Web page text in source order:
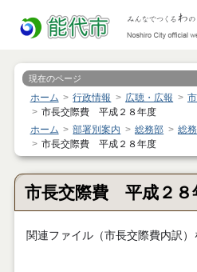
現在のページ
ホーム 行政情報 広聴・広報
市長交際費 平成２８年度
ホーム
部署別案内 総務部 総
市長交際費 平成２８年度
市長交際費 平成２８
関連ファイル（市長交際費内訳